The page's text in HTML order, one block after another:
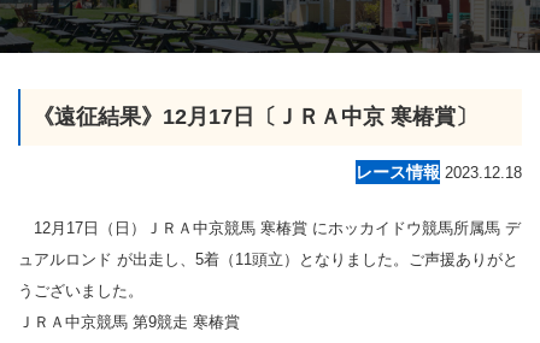
《遠征結果》12月17日〔ＪＲＡ中京 寒椿賞〕
レース情報 2023.12.18
12月17日（日）ＪＲＡ中京競馬 寒椿賞 にホッカイドウ競馬所属馬 デ
ュアルロンド が出走し、5着（11頭立）となりました。ご声援ありがと
うございました。
ＪＲＡ中京競馬 第9競走 寒椿賞